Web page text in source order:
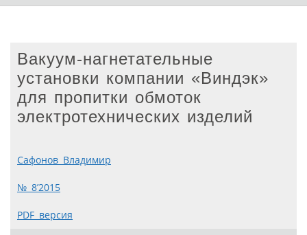
Вакуум-нагнетательные
установки компании «Виндэк»
для пропитки обмоток
электротехнических изделий
Сафонов Владимир
№ 8’2015
PDF версия